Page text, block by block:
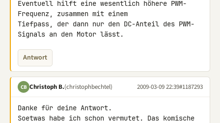
Eventuell hilft eine wesentlich höhere PWM-
Frequenz, zusammen mit einem
Tiefpass, der dann nur den DC-Anteil des PWM-
Signals an den Motor lässt.
Antwort
CB Christoph B.(christophbechtel) 2009-03-09 22:39#1187293
Danke für deine Antwort.
Soetwas habe ich schon vermutet. Das komische